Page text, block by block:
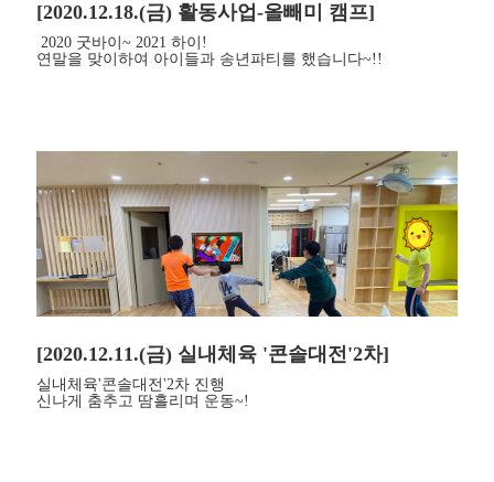
[2020.12.18.(금) 활동사업-올빼미 캠프]
2020 굿바이~ 2021 하이!
연말을 맞이하여 아이들과 송년파티를 했습니다~!!
[2020.12.11.(금) 실내체육 '콘솔대전'2차]
실내체육'콘솔대전'2차 진행
신나게 춤추고 땀흘리며 운동~!